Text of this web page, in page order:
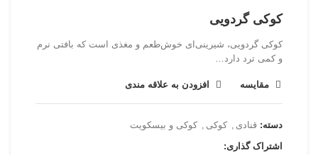
کوکی گردویی
کوکی گردویی، شیرینی‌ای خوش‌طعم و مغذی است که بافتی نرم
و کمی ترد دارد…
مقایسه افزودن به علاقه مندی
دسته: قنادی کوکی
کوکی و بیسکویت
اشتراک گذاری: